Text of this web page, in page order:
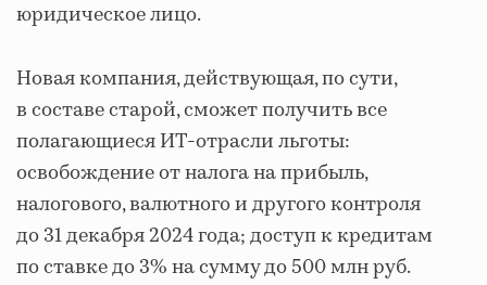
юридическое лицо.
Новая компания, действующая, по сути,
в составе старой, сможет получить все
полагающиеся ИТ-отрасли льготы:
освобождение от налога на прибыль,
налогового, валютного и другого контроля
до 31 декабря 2024 года; доступ к кредитам
по ставке до 3% на сумму до 500 млн руб.